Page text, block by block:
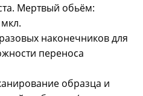
Мертвый обьём:
наконечников для
переноса
образца и